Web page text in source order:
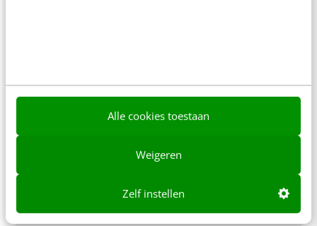
Alle cookies toestaan
Weigeren
Zelf instellen